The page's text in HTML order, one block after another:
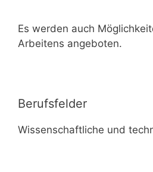
Es werden auch
Arbeitens angeboten.
Berufsfelder
Wissenschaftliche und